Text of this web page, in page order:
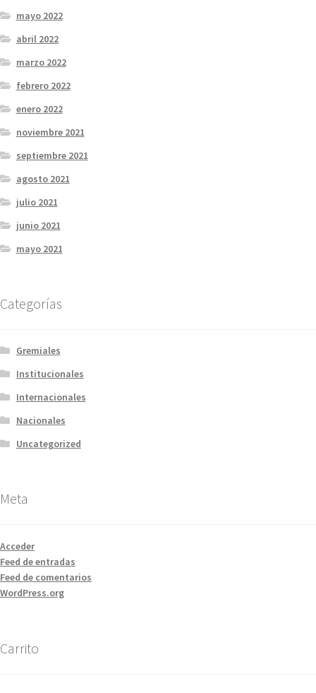
mayo 2022
abril 2022
marzo 2022
febrero 2022
enero 2022
noviembre 2021
septiembre 2021
agosto 2021
julio 2021
junio 2021
mayo 2021
Categorías
Gremiales
Institucionales
Internacionales
Nacionales
Uncategorized
Meta
Acceder
Feed de entradas
Feed de comentarios
WordPress.org
Carrito